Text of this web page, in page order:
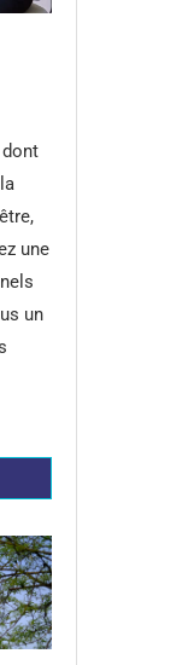
une
un